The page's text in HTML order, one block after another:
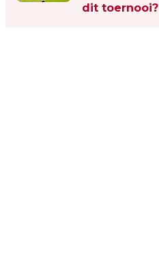
dit toernooi?